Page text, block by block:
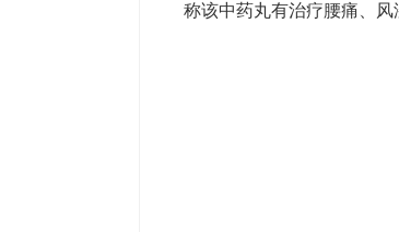
称该中药丸有治疗腰痛、风